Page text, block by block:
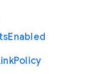
Enabled
Policy